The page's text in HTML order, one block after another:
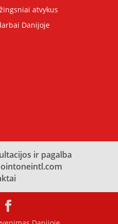
atvykus
Danijoje
ir pagalba